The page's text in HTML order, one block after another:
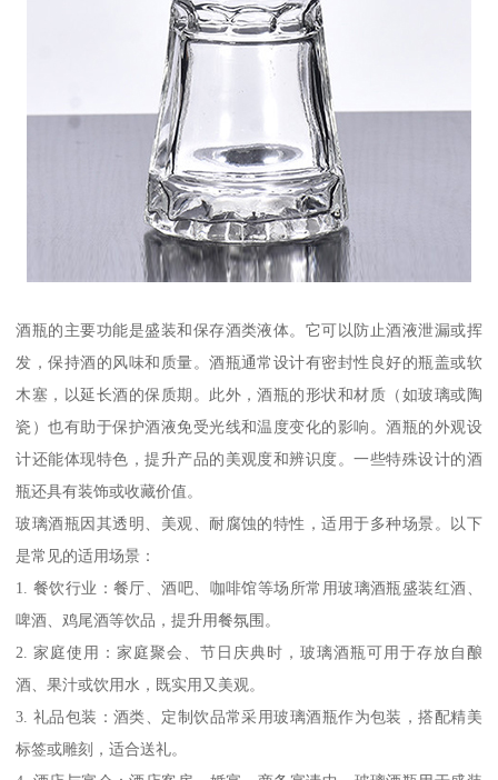
酒瓶的主要功能是盛装和保存酒类液体。它可以防止酒液泄漏或挥
发，保持酒的风味和质量。酒瓶通常设计有密封性良好的瓶盖或软
木塞，以延长酒的保质期。此外，酒瓶的形状和材质（如玻璃或陶
瓷）也有助于保护酒液免受光线和温度变化的影响。酒瓶的外观设
计还能体现特色，提升产品的美观度和辨识度。一些特殊设计的酒
瓶还具有装饰或收藏价值。
玻璃酒瓶因其透明、美观、耐腐蚀的特性，适用于多种场景。以下
是常见的适用场景：
1. 餐饮行业：餐厅、酒吧、咖啡馆等场所常用玻璃酒瓶盛装红酒、
啤酒、鸡尾酒等饮品，提升用餐氛围。
2. 家庭使用：家庭聚会、节日庆典时，玻璃酒瓶可用于存放自酿
酒、果汁或饮用水，既实用又美观。
3. 礼品包装：酒类、定制饮品常采用玻璃酒瓶作为包装，搭配精美
标签或雕刻，适合送礼。